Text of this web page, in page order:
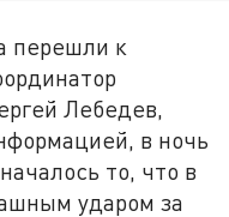
перешли к
Лебедев,
в ночь
то, что в
ударом за